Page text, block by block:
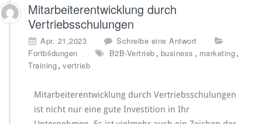
Mitarbeiterentwicklung durch
Vertriebsschulungen
Apr. 21,2023
Schreibe eine Antwort
Fortbildungen
B2B-Vertrieb , business , marketing,
Training, vertrieb
Mitarbeiterentwicklung durch Vertriebsschulungen
ist nicht nur eine gute Investition in Ihr